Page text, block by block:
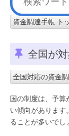
資金調達手帳 ト
全国が
全国対応の資金
国の制度は、予算
い傾向があります
ることが多いでし